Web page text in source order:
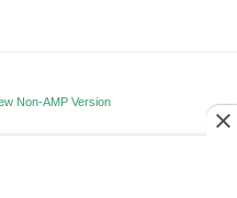
Non-AMP Version